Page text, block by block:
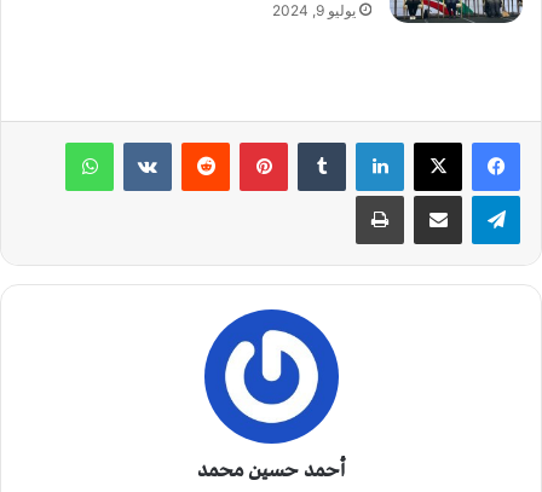
يوليو 9, 2024
لينكدإن بينتيريست
أحمد حسين محمد